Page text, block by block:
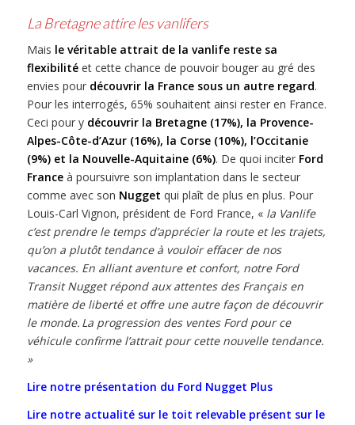
La Bretagne attire les vanlifers
Mais le véritable attrait de la vanlife reste sa
flexibilitéet cette chance de pouvoir bouger au gré des
envies pour découvrir la France sous un autre regard.
Pour les interrogés, 65% souhaitent ainsi rester en France.
Ceci pour y découvrir la Bretagne (17%), la Provence-
Alpes-Côte-d’Azur (16%), la Corse (10%), l’Occitanie
(9%) et la Nouvelle-Aquitaine (6%). De quoi inciter Ford
Franceà poursuivre son implantation dans le secteur
comme avec son Nugget qui plaît de plus en plus. Pour
Louis-Carl Vignon, président de Ford France, «la Vanlife
c’est prendre le temps d’apprécier la route et les trajets,
qu’on a plutôt tendance à vouloir effacer de nos
vacances. En alliant aventure et confort, notre Ford
Transit Nugget répond aux attentes des Français en
matière de liberté et offre une autre façon de découvrir
le monde. La progression des ventes Ford pour ce
véhicule confirme l’attrait pour cette nouvelle tendance.
»
Lire notre présentation du Ford Nugget Plus
Lire notre actualité sur le toit relevable présent sur le